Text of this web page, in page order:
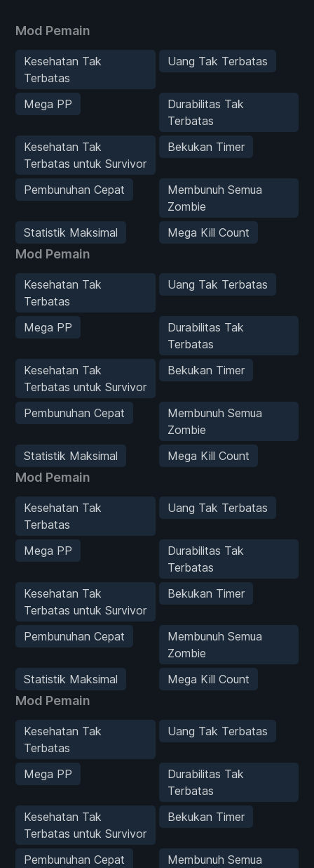
Mod Pemain
Kesehatan Tak
Terbatas
Uang Tak Terbatas
Mega PP
Durabilitas Tak
Terbatas
Kesehatan Tak
Terbatas untuk Survivor
Bekukan Timer
Pembunuhan Cepat
Membunuh Semua
Zombie
Statistik Maksimal
Mega Kill Count
Mod Pemain
Kesehatan Tak
Terbatas
Uang Tak Terbatas
Mega PP
Durabilitas Tak
Terbatas
Kesehatan Tak
Terbatas untuk Survivor
Bekukan Timer
Pembunuhan Cepat
Membunuh Semua
Zombie
Statistik Maksimal
Mega Kill Count
Mod Pemain
Kesehatan Tak
Terbatas
Uang Tak Terbatas
Mega PP
Durabilitas Tak
Terbatas
Kesehatan Tak
Terbatas untuk Survivor
Bekukan Timer
Pembunuhan Cepat
Membunuh Semua
Zombie
Statistik Maksimal
Mega Kill Count
Mod Pemain
Kesehatan Tak
Terbatas
Uang Tak Terbatas
Mega PP
Durabilitas Tak
Terbatas
Kesehatan Tak
Terbatas untuk Survivor
Bekukan Timer
Pembunuhan Cepat
Membunuh Semua